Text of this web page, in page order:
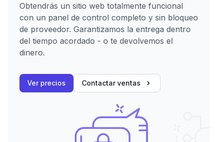
Obtendrás un sitio web totalmente funcional
con un panel de control completo y sin bloqueo
de proveedor. Garantizamos la entrega dentro
del tiempo acordado - o te devolvemos el
dinero.
Ver precios Contactar ventas